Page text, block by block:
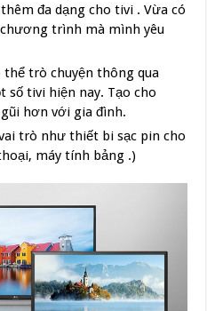
đa dạng cho tivi . Vừa có
trình mà mình yêu
trò chuyện thông qua
số tivi hiện nay. Tạo cho
hơn với gia đình.
trò như thiết bi sạc pin cho
máy tính bảng .)